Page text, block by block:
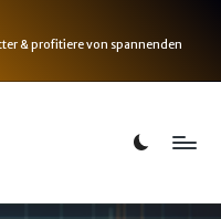
& profitiere von spannenden